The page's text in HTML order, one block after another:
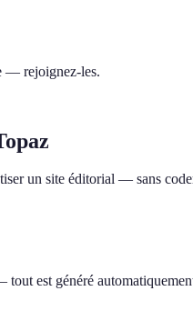
— rejoignez-les.
un site éditorial — sans
est généré